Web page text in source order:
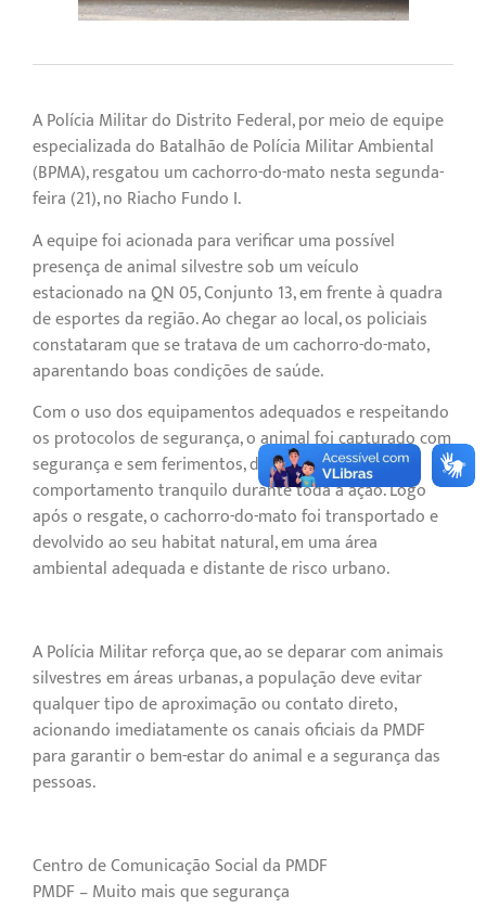
A Polícia Militar do Distrito Federal, por meio de equipe
especializada do Batalhão de Polícia Militar Ambiental
(BPMA), resgatou um cachorro-do-mato nesta segunda-
feira (21), no Riacho Fundo I.
A equipe foi acionada para verificar uma possível
presença de animal silvestre sob um veículo
estacionado na QN 05, Conjunto 13, em frente à quadra
de esportes da região. Ao chegar ao local, os policiais
constataram que se tratava de um cachorro-do-mato,
aparentando boas condições de saúde.
Com o uso dos equipamentos adequados e respeitando
os protocolos de segurança, o animal foi capturado com
segurança e sem ferimentos, demonstrando
comportamento tranquilo durante toda a ação. Logo
após o resgate, o cachorro-do-mato foi transportado e
devolvido ao seu habitat natural, em uma área
ambiental adequada e distante de risco urbano.
A Polícia Militar reforça que, ao se deparar com animais
silvestres em áreas urbanas, a população deve evitar
qualquer tipo de aproximação ou contato direto,
acionando imediatamente os canais oficiais da PMDF
para garantir o bem-estar do animal e a segurança das
pessoas.
Centro de Comunicação Social da PMDF
PMDF – Muito mais que segurança